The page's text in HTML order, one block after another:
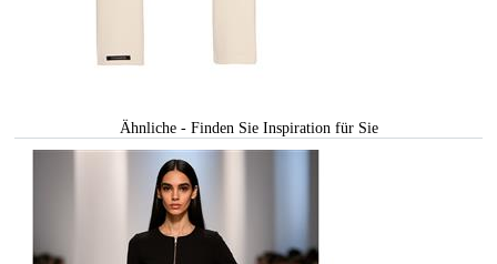
Ähnliche - Finden Sie Inspiration für Sie